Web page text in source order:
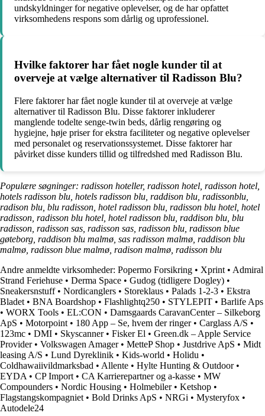
undskyldninger for negative oplevelser, og de har opfattet
virksomhedens respons som dårlig og uprofessionel.
Hvilke faktorer har fået nogle kunder til at
overveje at vælge alternativer til Radisson Blu?
Flere faktorer har fået nogle kunder til at overveje at vælge
alternativer til Radisson Blu. Disse faktorer inkluderer
manglende todelte senge-twin beds, dårlig rengøring og
hygiejne, høje priser for ekstra faciliteter og negative oplevelser
med personalet og reservationssystemet. Disse faktorer har
påvirket disse kunders tillid og tilfredshed med Radisson Blu.
Populære søgninger: radisson hoteller, radisson hotel, radisson hotel,
hotels radisson blu, hotels radisson blu, raddison blu, radissonblu,
radison blu, blu radisson, hotel radisson blu, radisson blu hotel, hotel
radisson, radisson blu hotel, hotel radisson blu, raddison blu, blu
radisson, radisson sas, radisson sas, radisson blu, radisson blue
gøteborg, raddison blu malmø, sas radisson malmø, raddison blu
malmø, radisson blue malmø, radison malmø, radisson blu
Andre anmeldte virksomheder: Popermo Forsikring • Xprint • Admiral
Strand Feriehuse • Derma Space • Gudog (tidligere Dogley) •
Sneakersnstuff• Nordicanglers • Storeklaus • Palads 1-2-3 • Ekstra
Bladet • BNA Boardshop • Flashlightq250 • STYLEPIT • Barlife Aps
• WORX Tools • EL:CON • Damsgaards CaravanCenter – Silkeborg
ApS • Motorpoint • 180 App – Se, hvem der ringer• Carglass A/S •
123mc • DMI • Skyscanner• Fisker El • Green.dk – Apple Service
Provider• Volkswagen Amager• MetteP Shop • Justdrive ApS • Midt
leasing A/S • Lund Dyreklinik • Kids-world • Holidu •
Coldhawaiivildmarksbad • Allente • Hylte Hunting & Outdoor•
EYDA • CP Import • CA Karrierepartner og a-kasse • MW
Compounders • Nordic Housing • Holmebiler• Ketshop •
Flagstangskompagniet • Bold Drinks ApS • NRGi • Mysteryfox •
Autodele24